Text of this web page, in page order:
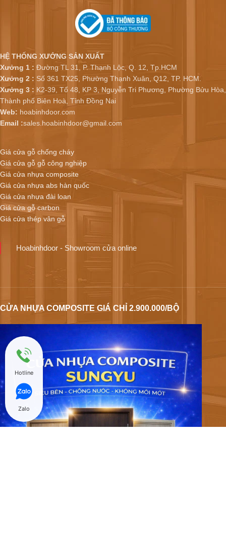
HỆ THỐNG XƯỞNG SẢN XUẤT
Xưởng 1 : Đường TL 31, P. Thạnh Lộc, Q. 12, Tp.HCM
Xưởng 2 : Số 361 TX25, Phường Thạnh Xuân, Q12, TP. HCM.
Xưởng 3 : K2-39, Tổ 48, KP 3, Nguyễn Tri Phương, Phường Bửu Hòa,
Thành phố Biên Hoà, Tỉnh Đồng Nai
Web: hoabinhdoor.com
Email :sales.hoabinhdoor@gmail.com
Giá cửa gỗ chống cháy
Giá cửa gỗ gỗ công nghiệp
Giá cửa nhựa composite
Giá cửa nhựa abs hàn quốc
Giá cửa nhựa đài loan
Giá cửa gỗ carbon
Giá cửa thép vân gỗ
Hoabinhdoor - Showroom cửa online
CỬA NHỰA COMPOSITE GIÁ CHỈ 2.900.000/BỘ
Hotline
Zalo